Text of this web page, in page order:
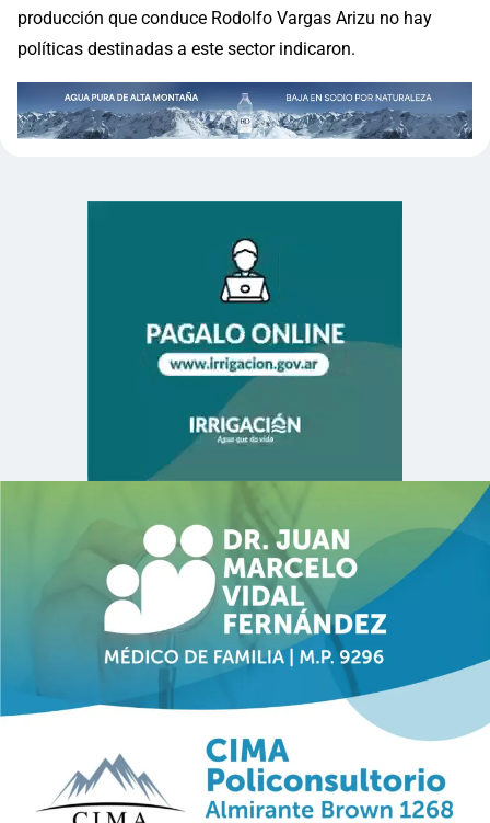
producción que conduce Rodolfo Vargas Arizu no hay
políticas destinadas a este sector indicaron.